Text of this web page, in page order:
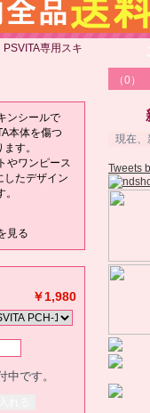
専用スキ
ンシールで
本体を傷つ
す。
やワンピース
したデザイン
見る
￥1,980
中です。
（0）
現在、
Tweets